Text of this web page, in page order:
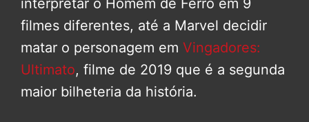
interpretar o Homem de Ferro em 9
filmes diferentes, até a Marvel decidir
matar o personagem em Vingadores:
Ultimato, filme de 2019 que é a segunda
maior bilheteria da história.